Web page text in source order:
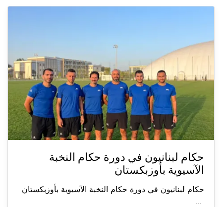
حكام لبنانيون في دورة حكام النخبة
الآسيوية بأوزبكستان
حكام لبنانيون في دورة حكام النخبة الآسيوية بأوزبكستان
...